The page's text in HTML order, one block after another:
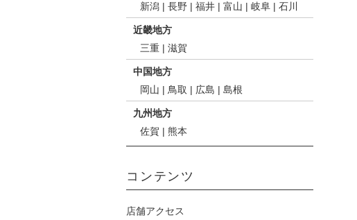
新潟 | 長野 | 福井 | 富山 | 岐阜 | 石川
近畿地方
三重 | 滋賀
中国地方
岡山 | 鳥取 | 広島 | 島根
九州地方
佐賀 | 熊本
コンテンツ
店舗アクセス